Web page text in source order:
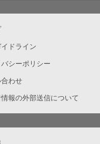
ドライン
シーポリシー
わせ
報の外部送信について